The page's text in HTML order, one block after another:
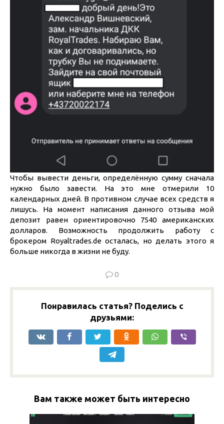
Чтобы вывести деньги, определённую сумму сначала
нужно было завести. На это мне отмерили 10
календарных дней. В противном случае всех средств я
лишусь. На момент написания данного отзыва мой
депозит равен ориентировочно 7540 американских
долларов. Возможность продолжить работу с
брокером Royaltrades.de осталась, но делать этого я
больше никогда в жизни не буду.
0
Понравилась статья? Поделись с
друзьями:
Вам также может быть интересно